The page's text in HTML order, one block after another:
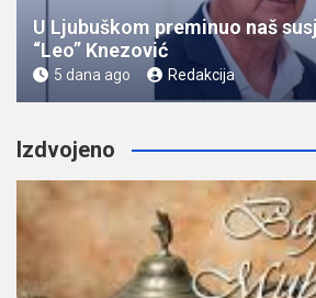
U Ljubuškom preminuo naš
“Leo” Knezović
5 dana ago Redakcija
Izdvojeno